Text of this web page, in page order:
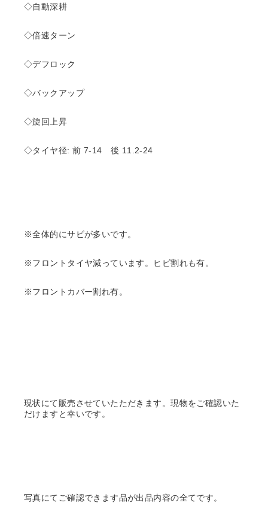
◇自動深耕
◇倍速ターン
◇デフロック
◇バックアップ
◇旋回上昇
◇タイヤ径: 前 7-14 後 11.2-24
※全体的にサビが多いです。
※フロントタイヤ減っています。ヒビ割れも有。
※フロントカバー割れ有。
現状にて販売させていたただきます。現物をご確認いた
だけますと幸いです。
写真にてご確認できます品が出品内容の全てです。